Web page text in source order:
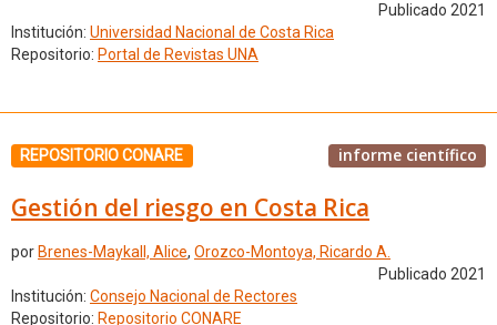
Publicado 2021
Institución: Universidad Nacional de Costa Rica
Repositorio: Portal de Revistas UNA
REPOSITORIO CONARE informe científico
Gestión del riesgo en Costa Rica
por Brenes-Maykall, Alice, Orozco-Montoya, Ricardo A.
Publicado 2021
Institución: Consejo Nacional de Rectores
Repositorio: Repositorio CONARE